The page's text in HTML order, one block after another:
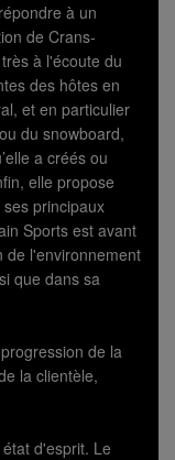
à un
de Crans-
à l'écoute du
des hôtes en
et en particulier
du snowboard,
a créés ou
elle propose
principaux
Sports est avant
de l'environnement
que dans sa
de la
la clientèle,
d'esprit. Le